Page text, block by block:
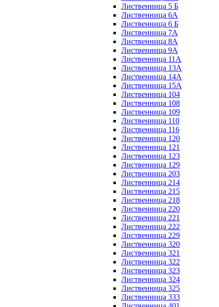
Лиственница 5 Б
Лиственница 6А
Лиственница 6 Б
Лиственница 7А
Лиственница 8А
Лиственница 9А
Лиственница 11А
Лиственница 13А
Лиственница 14А
Лиственница 15А
Лиственница 104
Лиственница 108
Лиственница 109
Лиственница 110
Лиственница 116
Лиственница 120
Лиственница 121
Лиственница 123
Лиственница 129
Лиственница 203
Лиственница 214
Лиственница 215
Лиственница 218
Лиственница 220
Лиственница 221
Лиственница 222
Лиственница 229
Лиственница 320
Лиственница 321
Лиственница 322
Лиственница 323
Лиственница 324
Лиственница 325
Лиственница 333